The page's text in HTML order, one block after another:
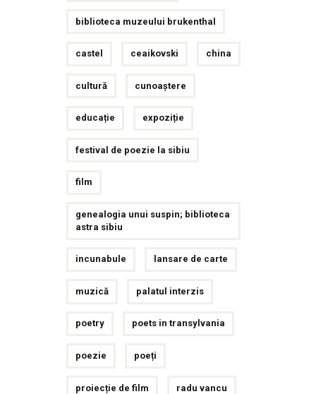
biblioteca muzeului brukenthal
castel ceaikovski china
cultură cunoaștere
educație expoziție
festival de poezie la sibiu
film
genealogia unui suspin; biblioteca
astra sibiu
incunabule lansare de carte
muzică palatul interzis
poetry poets in transylvania
poezie poeți
proiecție de film radu vancu